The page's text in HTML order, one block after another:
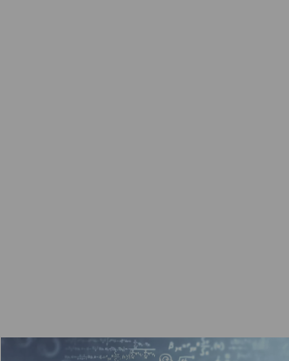
Département de Mathématiques (DMATHS)